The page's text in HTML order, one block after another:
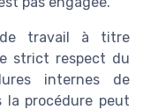
travail à titre
strict respect du
internes de
la procédure peut